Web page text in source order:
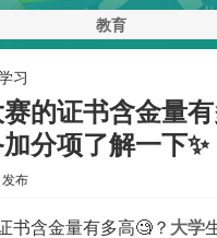
习
的证书含金量有
分项了解一下✨
布
书含金量有多高🧐？ 大学